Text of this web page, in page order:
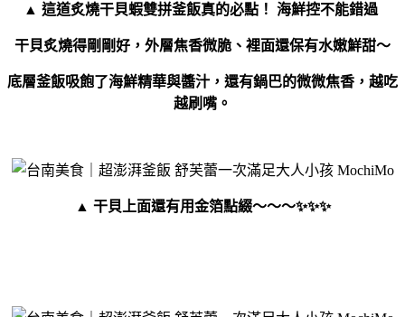
▲ 這道炙燒干貝蝦雙拼釜飯真的必點！ 海鮮控不能錯過
干貝炙燒得剛剛好，外層焦香微脆、裡面還保有水嫩鮮甜～
底層釜飯吸飽了海鮮精華與醬汁，還有鍋巴的微微焦香，越吃
越刷嘴。
▲ 干貝上面還有用金箔點綴～～～✨✨✨